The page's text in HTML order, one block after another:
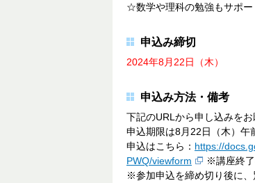
☆数学や理科の勉強もサポー
申込み締切
2024年8月22日（木）
申込み方法・備考
下記のURLから申し込みをお
申込期限は8月22日（木）午
申込はこちら： https://
PWQ/viewform
※講座終了
※参加申込を締め切り後に、